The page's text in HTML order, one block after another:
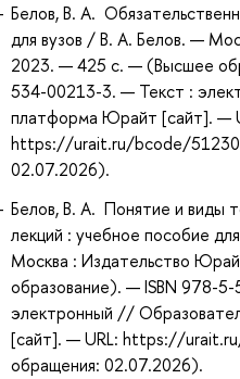
Белов, В. А.
для вузов / В. А. Белов. —
2023. — 425 с. — (Высшее
534-00213-3. — Текст :
платформа Юрайт [сайт]. —
https://urait.ru/bcode/
02.07.2026).
Белов, В. А. Понятие и виды
лекций : учебное пособие
Москва : Издательство
образование). — ISBN 978-
электронный //
[сайт]. — URL: https://
обращения: 02.07.2026).